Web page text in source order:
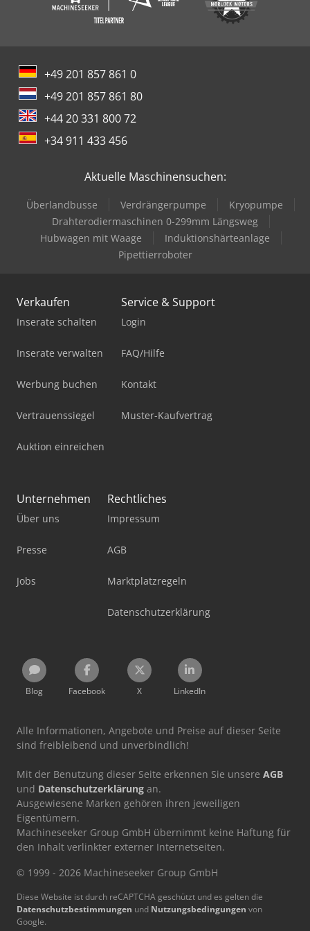
+49 201 857 861 0
+49 201 857 861 80
+44 20 331 800 72
+34 911 433 456
Aktuelle Maschinensuchen:
Überlandbusse Verdrängerpumpe
Kryopumpe
Drahterodiermaschinen 0-299mm Längsweg
Hubwagen mit Waage
Induktionshärteanlage
Pipettierroboter
Verkaufen
Inserate schalten
Inserate verwalten
Werbung buchen
Vertrauenssiegel
Auktion einreichen
Service & Support
Login
FAQ/Hilfe
Kontakt
Muster-Kaufvertrag
Unternehmen
Über uns
Presse
Jobs
Rechtliches
Impressum
AGB
Marktplatzregeln
Datenschutzerklärung
Blog Facebook X LinkedIn
Alle Informationen, Angebote und Preise auf dieser Seite
sind freibleibend und unverbindlich!
Mit der Benutzung dieser Seite erkennen Sie unsere AGB
und Datenschutzerklärung an.
Ausgewiesene Marken gehören ihren jeweiligen
Eigentümern.
Machineseeker Group GmbH übernimmt keine Haftung für
den Inhalt verlinkter externer Internetseiten.
© 1999 - 2026 Machineseeker Group GmbH
Diese Website ist durch reCAPTCHA geschützt und es gelten die
Datenschutzbestimmungen und Nutzungsbedingungen von
Google.